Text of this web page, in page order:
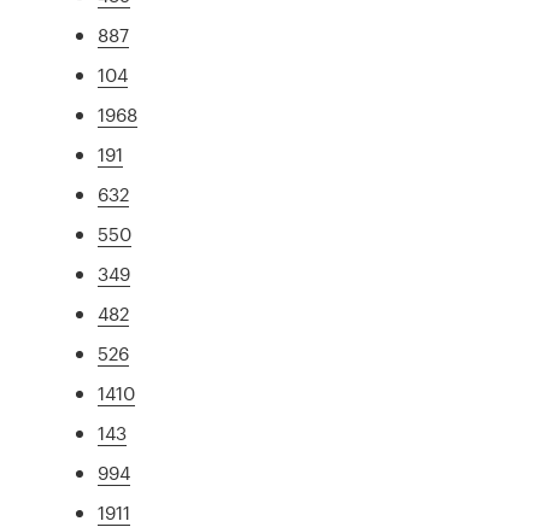
887
104
1968
191
632
550
349
482
526
1410
143
994
1911